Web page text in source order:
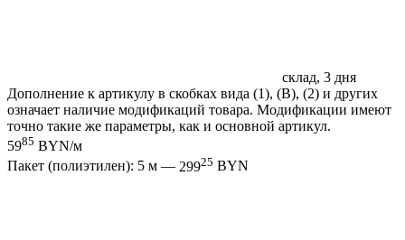
склад, 3 дня
Дополнение к артикулу в скобках вида (1), (B), (2) и других
означает наличие модификаций товара. Модификации имеют
точно такие же параметры, как и основной артикул.
5985 BYN/м
Пакет (полиэтилен): 5 м — 29925 BYN